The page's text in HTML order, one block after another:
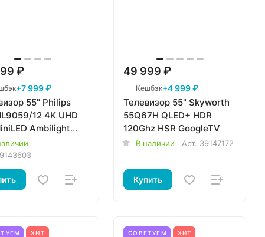
₽
+7 999 ₽
55" Philips
12 4K UHD
Ambilight
144Hz
49 999 ₽
Кешбэк+4 999 ₽
Телевизор 55" Skyworth
55Q67H QLED+ HDR
120Ghz HSR GoogleTV
В наличии Арт. 39147172
Купить
ХИТ СОВЕТУЕМ ХИТ